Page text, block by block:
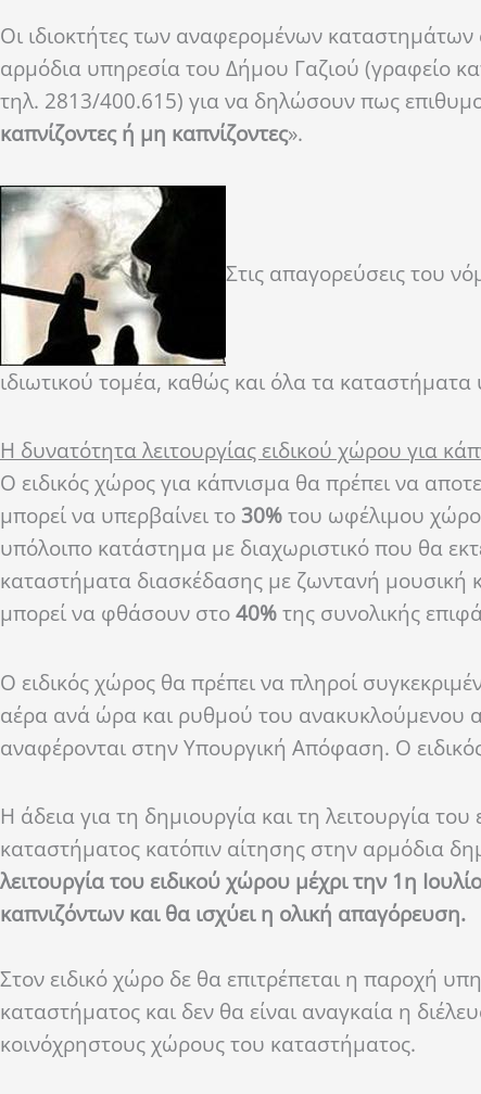
Οι ιδιοκτήτες των αναφερομένων
αρμόδια υπηρεσία του Δήμου Γαζιού (γραφείο
τηλ. 2813/400.615) για να δηλώσουν πως
καπνίζοντες ή μη καπνίζοντες».
Στις απαγορεύσεις του
ιδιωτικού τομέα, καθώς και όλα τα καταστήματα
Η δυνατότητα λειτουργίας ειδικού χώρου για
Ο ειδικός χώρος για κάπνισμα θα πρέπει να
μπορεί να υπερβαίνει το 30%του ωφέλιμου
υπόλοιπο κατάστημα με διαχωριστικό που θα
καταστήματα διασκέδασης με ζωντανή μουσική
μπορεί να φθάσουν στο40%της συνολικής
Ο ειδικός χώρος θα πρέπει να πληροί
αέρα ανά ώρα και ρυθμού του ανακυκλούμενου
αναφέρονται στην Υπουργική Απόφαση. Ο
Η άδεια για τη δημιουργία και τη λειτουργία
καταστήματος κατόπιν αίτησης στην αρμόδια
λειτουργία του ειδικού χώρου μέχρι την 1η
καπνιζόντων και θα ισχύει η ολική απαγόρευση.
Στον ειδικό χώρο δε θα επιτρέπεται η παροχή
καταστήματος και δεν θα είναι αναγκαία η
κοινόχρηστους χώρους του καταστήματος.